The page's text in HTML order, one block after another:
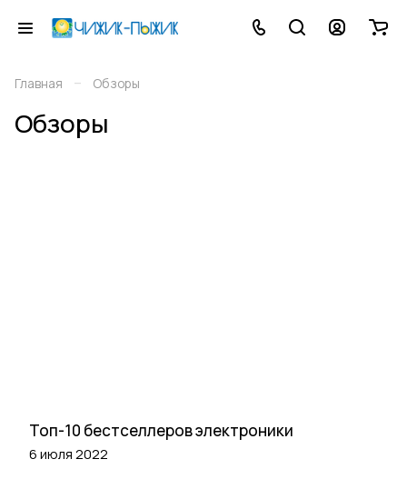
Главная – Обзоры
Обзоры
Топ-10 бестселлеров электроники
6 июля 2022